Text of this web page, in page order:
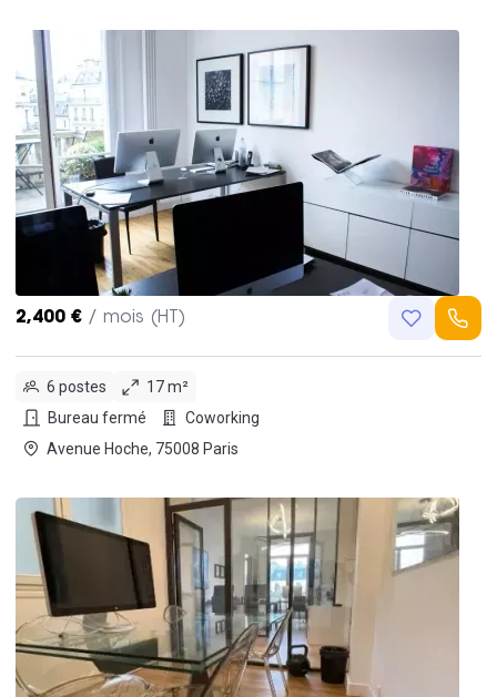
2,400 € / mois (HT)
6 postes
17 m²
Bureau fermé
Coworking
Avenue Hoche, 75008 Paris